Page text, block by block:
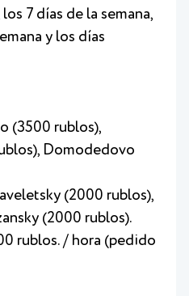
7 días de la semana,
y los días
(3500 rublos),
Domodedovo
(2000 rublos),
(2000 rublos).
rublos. / hora (pedido